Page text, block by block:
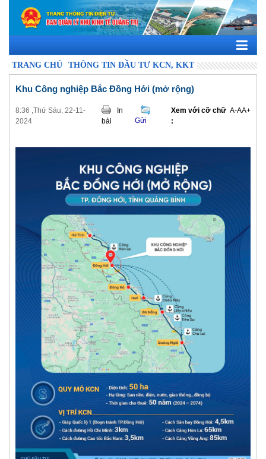
TRANG CHỦ THÔNG TIN ĐẦU TƯ KCN, KKT
Khu Công nghiệp Bắc Đồng Hới (mở rộng)
8:36 ,Thứ Sáu, 22-11-
2024
In
bài
Gửi
Xem với cỡ chữ
:
A-AA+